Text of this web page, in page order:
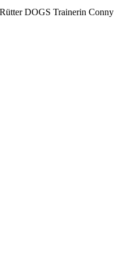
DOGS Trainerin Conny